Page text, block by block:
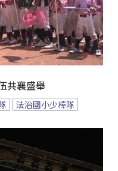
共襄盛舉
法治國小少棒隊